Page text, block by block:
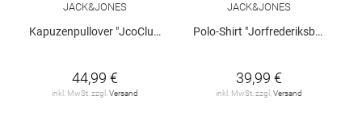
JACK&JONES
Kapuzenpullover "JcoClub"
44,99 €
inkl. MwSt. zzgl.Versand
JACK&JONES
Polo-Shirt "Jorfrederiksberg"
39,99 €
inkl. MwSt. zzgl.Versand